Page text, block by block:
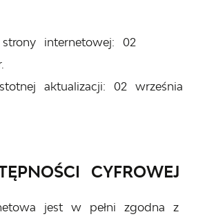
internetowej: 02
aktualizacji: 02 września
CYFROWEJ
jest w pełni zgodna z